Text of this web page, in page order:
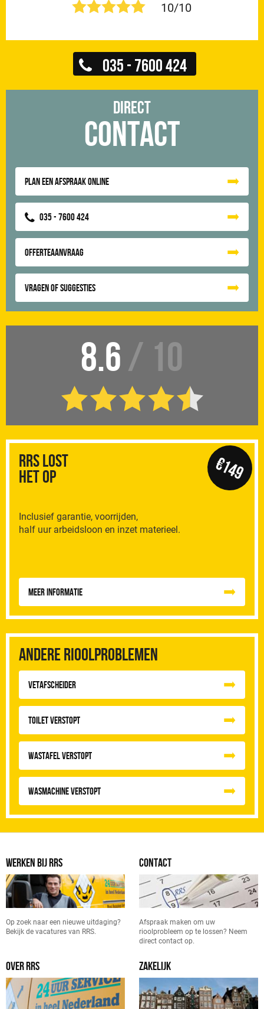
10/10
035 - 7600 424
Direct
Contact
Plan een afspraak online
035 - 7600 424
Offerteaanvraag
Vragen of suggesties
8.6 / 10
RRS Lost
het op
Inclusief garantie, voorrijden,
half uur arbeidsloon en inzet materieel.
€149
Meer informatie
Andere rioolproblemen
vetafscheider
Toilet Verstopt
Wastafel Verstopt
Wasmachine verstopt
WERKEN BIJ RRS
Op zoek naar een nieuwe uitdaging?
Bekijk de vacatures van RRS.
CONTACT
Afspraak maken om uw
rioolprobleem op te lossen? Neem
direct contact op.
OVER RRS ZAKELIJK